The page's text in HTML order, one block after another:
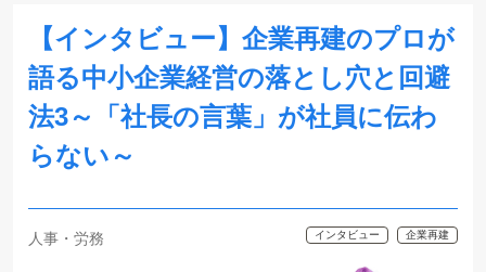
【インタビュー】企業再建のプロが
語る中小企業経営の落とし穴と回避
法3～「社長の言葉」が社員に伝わ
らない～
人事・労務 インタビュー 企業再建